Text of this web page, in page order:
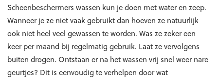
Scheenbeschermers wassen kun je doen met water en zeep.
Wanneer je ze niet vaak gebruikt dan hoeven ze natuurlijk
ook niet heel veel gewassen te worden. Was ze zeker een
keer per maand bij regelmatig gebruik. Laat ze vervolgens
buiten drogen. Ontstaan er na het wassen vrij snel weer nare
geurtjes? Dit is eenvoudig te verhelpen door wat